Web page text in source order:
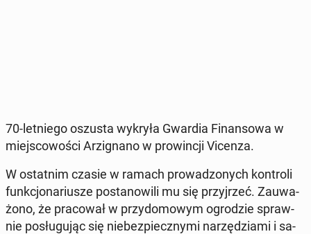
70-let­nie­go oszusta wykryła Gwardia Fi­nan­so­wa w
miej­sco­wo­ści Arzi­gna­no w pro­win­cji Vicenza.
W ostat­nim czasie w ramach pro­wa­dzo­nych kon­tro­li
funk­cjo­na­riu­sze po­sta­no­wi­li mu się przyj­rzeć. Za­uwa­
żo­no, że pra­co­wał w przy­do­mo­wym ogro­dzie spraw­
nie po­słu­gu­jąc się nie­bez­piecz­ny­mi na­rzę­dzia­mi i sa­